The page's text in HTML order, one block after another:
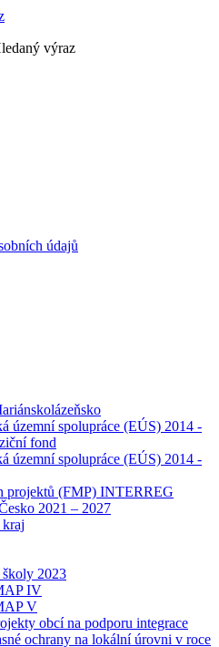
výraz
údajů
územní spolupráce (EÚS) 2014 -
fond
územní spolupráce (EÚS) 2014 -
projektů (FMP) INTERREG
2021 – 2027
školy 2023
IV
V
obcí na podporu integrace
ochrany na lokální úrovni v roce